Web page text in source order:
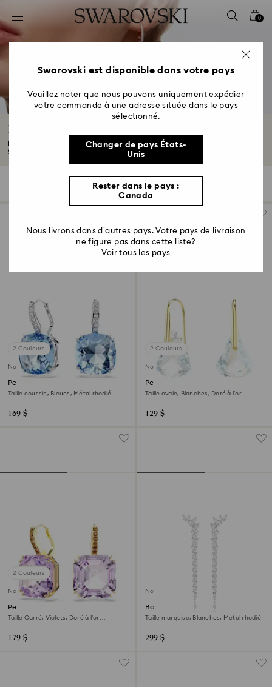
Accesskeys list
0 - Header
2 - Footer
4 - Search results
0
Boucles d'Oreilles Pendantes & Gouttes
Le choix parfait pour une tenue élégante, les boucles d'oreilles pendantes
Swarovski...
Filtres
Filtres
2 Couleurs
Nouveau
Pendants d'oreilles Millenia
Taille coussin, Bleues, Métal rhodié
169 $
2 Couleurs
Nouveau
Pendants d'oreilles Lunar
Taille ovale, Blanches, Doré à l’or
129 $
2 Couleurs
Nouveau
Pendants d'oreilles Millenia
Taille Carré, Violets, Doré à l’or
179 $
Nouveau
Boucles d'oreilles Mesmera
Taille marquise, Blanches, Métal rhodié
299 $
Swarovski est disponible dans votre pays
Veuillez noter que nous pouvons uniquement expédier
votre commande à une adresse située dans le pays
sélectionné.
Changer de pays États-
Unis
Rester dans le pays :
Canada
Nous livrons dans d’autres pays. Votre pays de livraison
ne figure pas dans cette liste?
Voir tous les pays